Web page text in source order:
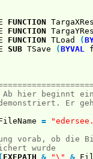
FUNCTION
FUNCTION
FUNCTION TLoad (
SUB TSave (BYVAL
hier beginnt ein
Er
=
vorab, ob die
wurde
( EXEPATH & "\" &